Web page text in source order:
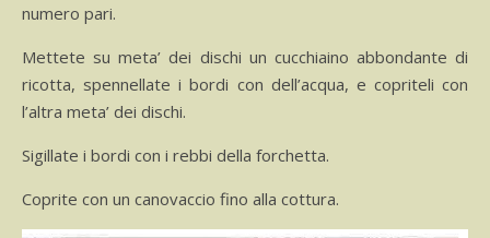
numero pari.
Mettete su meta’ dei dischi un cucchiaino abbondante di
ricotta, spennellate i bordi con dell’acqua, e copriteli con
l’altra meta’ dei dischi.
Sigillate i bordi con i rebbi della forchetta.
Coprite con un canovaccio fino alla cottura.